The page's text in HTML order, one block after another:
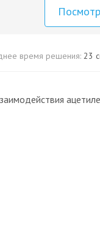
время решения: 23